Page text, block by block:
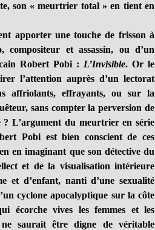
son «meurtrier total» en tient en
une touche de frisson à
compositeur et assassin, ou d’un
Robert Pobi : L’Invisible. Or le
l’attention auprès d’un lectorat
affriolants, effrayants, ou sur la
sans compter la perversion de
? L’argument du meurtrier en série
Pobi est bien conscient de ces
en imaginant que son détective du
et de la visualisation intérieure
et d’enfant, nanti d’une sexualité
cyclone apocalyptique sur la côte
écorche vives les femmes et les
saurait être digne de véritable